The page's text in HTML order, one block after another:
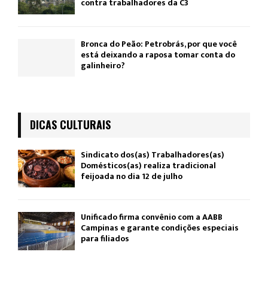
contra trabalhadores da C3
Bronca do Peão: Petrobrás, por que você
está deixando a raposa tomar conta do
galinheiro?
DICAS CULTURAIS
Sindicato dos(as) Trabalhadores(as)
Domésticos(as) realiza tradicional
feijoada no dia 12 de julho
Unificado firma convênio com a AABB
Campinas e garante condições especiais
para filiados